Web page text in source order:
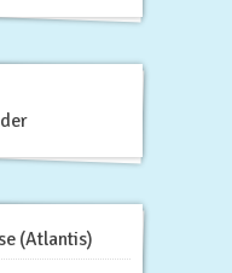
(Atlantis)